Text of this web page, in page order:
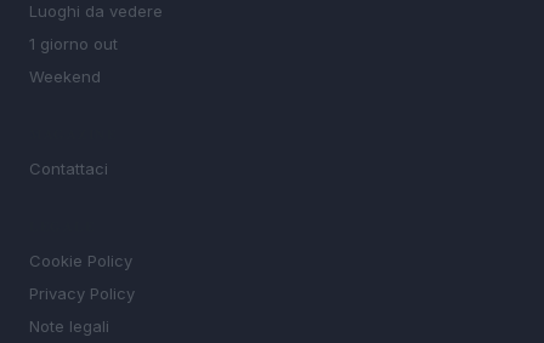
Luoghi da vedere
1 giorno out
Weekend
Contattaci
Cookie Policy
Privacy Policy
Note legali